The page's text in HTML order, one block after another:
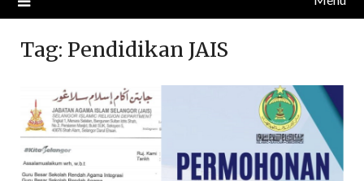
Tag: Pendidikan JAIS